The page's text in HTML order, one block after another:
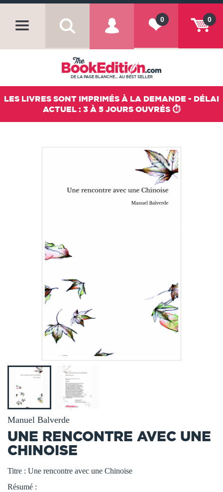
0
0
DE LA PAGE BLANCHE... AU BEST SELLER
LES LIVRES SONT IMPRIMÉS À LA DEMANDE - DÉLAI
ACTUEL : 3 À 5 JOURS OUVRÉS ⏱️
Manuel Balverde
UNE RENCONTRE AVEC UNE
CHINOISE
Titre : Une rencontre avec une Chinoise
Résumé :